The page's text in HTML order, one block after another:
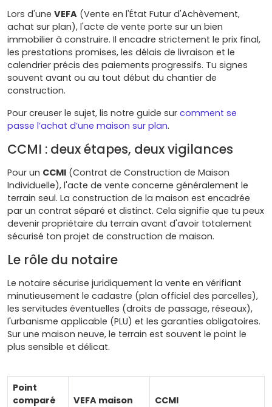
Lors d'une VEFA (Vente en l'État Futur d'Achèvement,
achat sur plan), l'acte de vente porte sur un bien
immobilier à construire. Il encadre strictement le prix final,
les prestations promises, les délais de livraison et le
calendrier précis des paiements progressifs. Tu signes
souvent avant ou au tout début du chantier de
construction.
Pour creuser le sujet, lis notre guide sur comment se
passe l’achat d’une maison sur plan.
CCMI : deux étapes, deux vigilances
Pour un CCMI (Contrat de Construction de Maison
Individuelle), l'acte de vente concerne généralement le
terrain seul. La construction de la maison est encadrée
par un contrat séparé et distinct. Cela signifie que tu peux
devenir propriétaire du terrain avant d'avoir totalement
sécurisé ton projet de construction de maison.
Le rôle du notaire
Le notaire sécurise juridiquement la vente en vérifiant
minutieusement le cadastre (plan officiel des parcelles),
les servitudes éventuelles (droits de passage, réseaux),
l'urbanisme applicable (PLU) et les garanties obligatoires.
Sur une maison neuve, le terrain est souvent le point le
plus sensible et délicat.
Point
comparé
VEFA maison
CCMI